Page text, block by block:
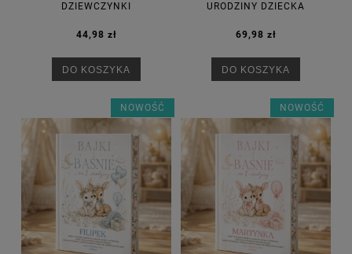
DZIEWCZYNKI
44,98 zł
DO KOSZYKA
URODZINY DZIECKA
69,98 zł
DO KOSZYKA
NOWOŚĆ NOWOŚĆ